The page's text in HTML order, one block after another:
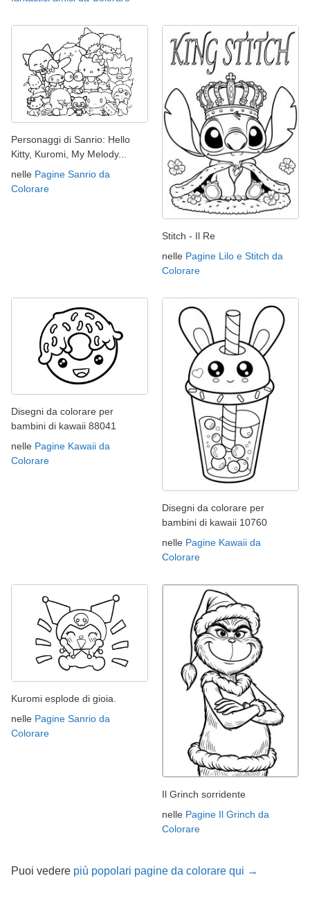
Personaggi di Sanrio: Hello
Kitty, Kuromi, My Melody...
nelle Pagine Sanrio da
Colorare
Stitch - Il Re
nelle Pagine Lilo e Stitch da
Colorare
Disegni da colorare per
bambini di kawaii 88041
nelle Pagine Kawaii da
Colorare
Disegni da colorare per
bambini di kawaii 10760
nelle Pagine Kawaii da
Colorare
Kuromi esplode di gioia.
nelle Pagine Sanrio da
Colorare
Il Grinch sorridente
nelle Pagine Il Grinch da
Colorare
Puoi vedere più popolari pagine da colorare qui →